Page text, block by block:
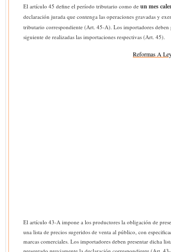
El artículo 45 define el período tributario como de un mes
declaración jurada que contenga las operaciones gravadas y
tributario correspondiente (Art. 45-A). Los importadores
siguiente de realizadas las importaciones respectivas (Art. 45).
Reformas A
El artículo 43-A impone a los productores la obligación de
una lista de precios sugeridos de venta al público, con
marcas comerciales. Los importadores deben presentar dicha
presentado previamente la declaración correspondiente (Art.